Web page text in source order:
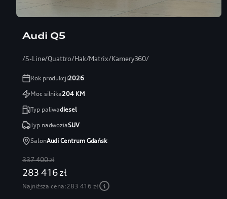
Audi Q5
/S-Line/Quattro/Hak/Matrix/Kamery360/
Rok produkcji2026
Moc silnika204KM
Typ paliwadiesel
Typ nadwoziaSUV
SalonAudi Centrum Gdańsk
337 400 zł
283 416 zł
Najniższa cena:283 416 zł